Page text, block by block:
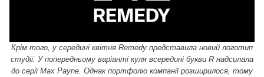
Крім того, у середині квітня Remedy представила новий логотип
студії. У попередньому варіанті куля всередині букви R надсилала
до серії Max Payne. Однак портфоліо компанії розширилося, тому